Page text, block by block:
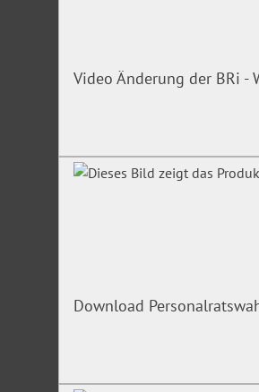
Video Änderung der BRi -
Download